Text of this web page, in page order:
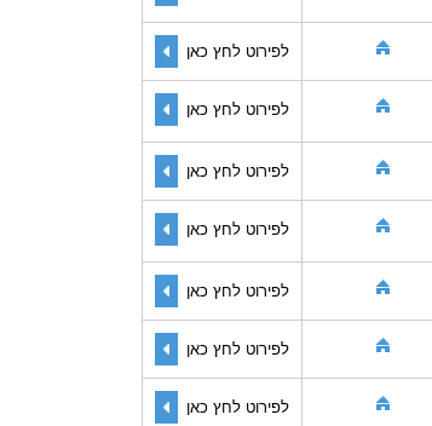
לפירוט לחץ כאן
לפירוט לחץ כאן
לפירוט לחץ כאן
לפירוט לחץ כאן
לפירוט לחץ כאן
לפירוט לחץ כאן
לפירוט לחץ כאן